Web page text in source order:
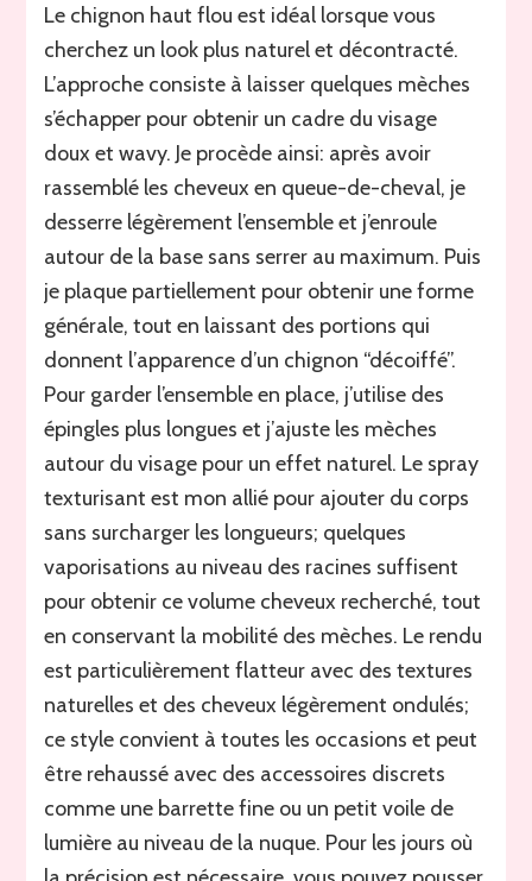
Le chignon haut flou est idéal lorsque vous
cherchez un look plus naturel et décontracté.
L’approche consiste à laisser quelques mèches
s’échapper pour obtenir un cadre du visage
doux et wavy. Je procède ainsi: après avoir
rassemblé les cheveux en queue-de-cheval, je
desserre légèrement l’ensemble et j’enroule
autour de la base sans serrer au maximum. Puis
je plaque partiellement pour obtenir une forme
générale, tout en laissant des portions qui
donnent l’apparence d’un chignon “décoiffé”.
Pour garder l’ensemble en place, j’utilise des
épingles plus longues et j’ajuste les mèches
autour du visage pour un effet naturel. Le spray
texturisant est mon allié pour ajouter du corps
sans surcharger les longueurs; quelques
vaporisations au niveau des racines suffisent
pour obtenir ce volume cheveux recherché, tout
en conservant la mobilité des mèches. Le rendu
est particulièrement flatteur avec des textures
naturelles et des cheveux légèrement ondulés;
ce style convient à toutes les occasions et peut
être rehaussé avec des accessoires discrets
comme une barrette fine ou un petit voile de
lumière au niveau de la nuque. Pour les jours où